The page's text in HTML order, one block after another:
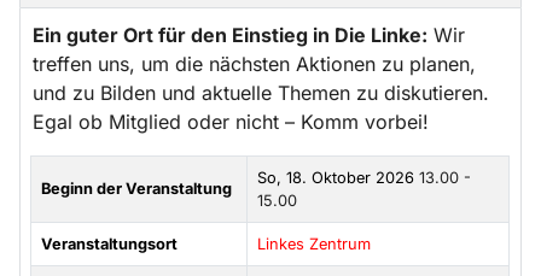
Ein guter Ort für den Einstieg in Die Linke: Wir
treffen uns, um die nächsten Aktionen zu planen,
und zu Bilden und aktuelle Themen zu diskutieren.
Egal ob Mitglied oder nicht – Komm vorbei!
Beginn der Veranstaltung
So, 18. Oktober 202613.00 -
15.00
Veranstaltungsort Linkes Zentrum